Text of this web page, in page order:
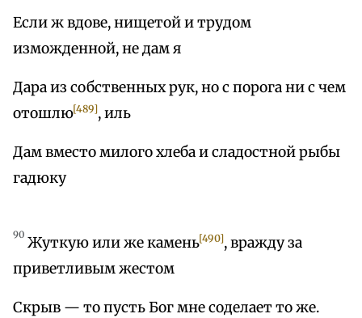
Если ж вдове, нищетой и трудом
изможденной, не дам я
Дара из собственных рук, но с порога ни с чем
отошлю[489], иль
Дам вместо милого хлеба и сладостной рыбы
гадюку
90 Жуткую или же камень[490], вражду за
приветливым жестом
Скрыв — то пусть Бог мне соделает то же.